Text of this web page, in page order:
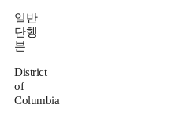
일반
단행
본
District
of
Columbia